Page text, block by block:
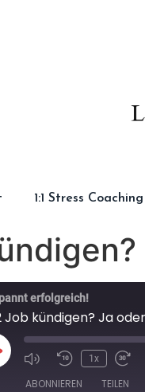
1:1 Stress
erfolgreich!
Job kündigen? Ja
1x
ABONNIEREN TEILEN